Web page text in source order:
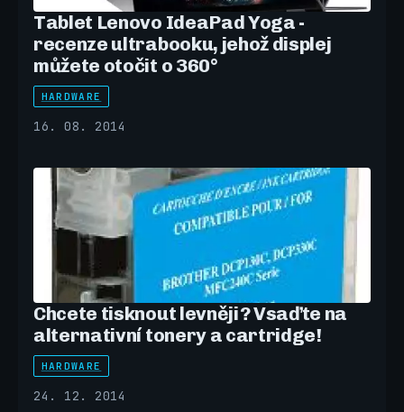
Tablet Lenovo IdeaPad Yoga -
recenze ultrabooku, jehož displej
můžete otočit o 360°
HARDWARE
16. 08. 2014
Chcete tisknout levněji? Vsaďte na
alternativní tonery a cartridge!
HARDWARE
24. 12. 2014